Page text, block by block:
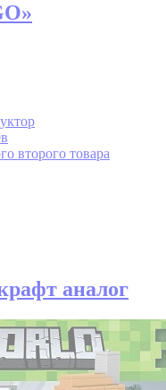
второго товара
аналог